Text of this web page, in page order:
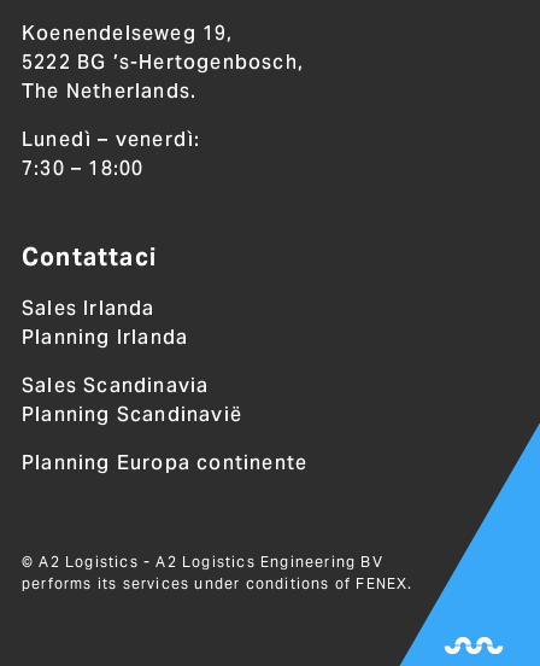
Koenendelseweg 19,
5222 BG ’s-Hertogenbosch,
The Netherlands.
Lunedì – venerdì:
7:30 – 18:00
Contattaci
Sales Irlanda
Planning Irlanda
Sales Scandinavia
Planning Scandinavië
Planning Europa continente
© A2 Logistics - A2 Logistics Engineering BV
performs its services under conditions of FENEX.